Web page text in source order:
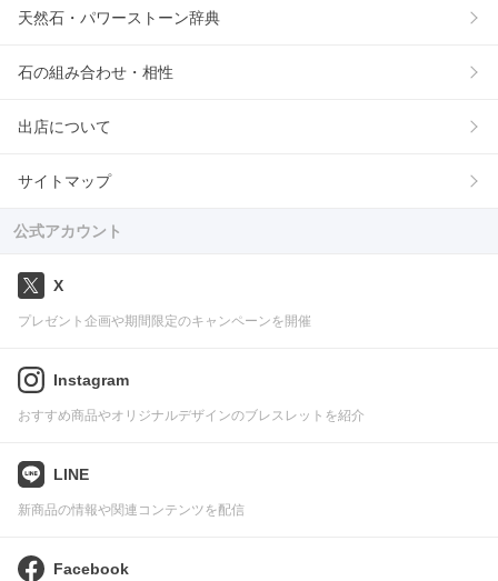
天然石・パワーストーン辞典
石の組み合わせ・相性
出店について
サイトマップ
公式アカウント
X
プレゼント企画や期間限定のキャンペーンを開催
Instagram
おすすめ商品やオリジナルデザインのブレスレットを紹介
LINE
新商品の情報や関連コンテンツを配信
Facebook